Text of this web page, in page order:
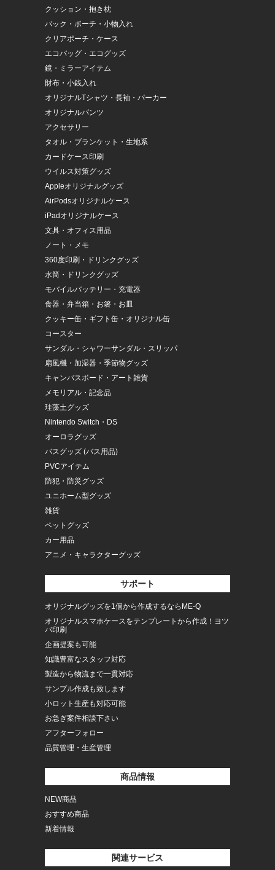
クッション・抱き枕
バック・ポーチ・小物入れ
クリアポーチ・ケース
エコバッグ・エコグッズ
鏡・ミラーアイテム
財布・小銭入れ
オリジナルTシャツ・長袖・パーカー
オリジナルパンツ
アクセサリー
タオル・ブランケット・生地系
カードケース印刷
ウイルス対策グッズ
Appleオリジナルグッズ
AirPodsオリジナルケース
iPadオリジナルケース
文具・オフィス用品
ノート・メモ
360度印刷・ドリンクグッズ
水筒・ドリンクグッズ
モバイルバッテリー・充電器
食器・弁当箱・お箸・お皿
クッキー缶・ギフト缶・オリジナル缶
コースター
サンダル・シャワーサンダル・スリッパ
扇風機・加湿器・季節物グッズ
キャンバスボード・アート雑貨
メモリアル・記念品
珪藻土グッズ
Nintendo Switch・DS
オーロラグッズ
バスグッズ (バス用品)
PVCアイテム
防犯・防災グッズ
ユニホーム型グッズ
雑貨
ペットグッズ
カー用品
アニメ・キャラクターグッズ
サポート
オリジナルグッズを1個から作成するならME-Q
オリジナルスマホケースをテンプレートから作成！ヨツ
バ印刷
企画提案も可能
知識豊富なスタッフ対応
製造から物流まで一貫対応
サンプル作成も致します
小ロット生産も対応可能
お急ぎ案件相談下さい
アフターフォロー
品質管理・生産管理
商品情報
NEW商品
おすすめ商品
新着情報
関連サービス